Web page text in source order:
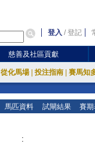
登入 /登記
慈善及社區貢獻
從化馬場 投注指南 賽馬知
馬匹資料 試閘結果 賽
: